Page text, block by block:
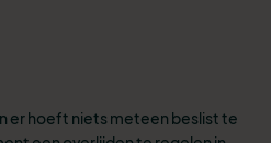
er hoeft niets meteen beslist te